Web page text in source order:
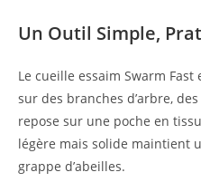
Un Outil Simple,
Le cueille essaim Swarm
sur des branches d’arbre,
repose sur une poche en
légère mais solide maintient
grappe d’abeilles.